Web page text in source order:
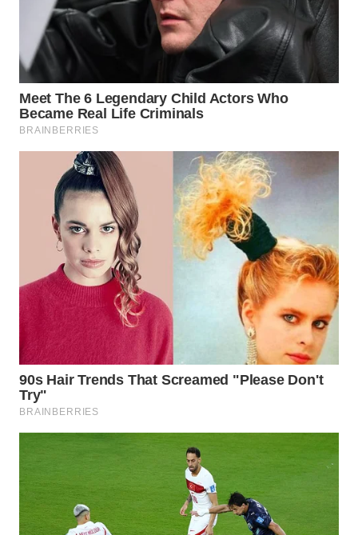
LESUNG
WN
KARO
WN
SIMALUNGUN
WN
LABUHANBATU
WN
TAPANULI
TENGAH
WN DELI
SERDANG
WN
TEBING
TINGGI
WN
KARAWANG